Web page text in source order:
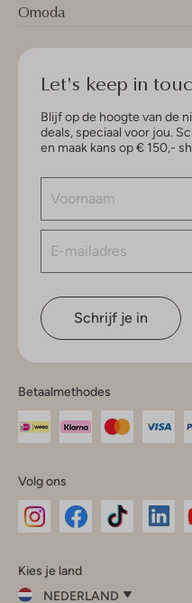
Omoda
Let's keep in
Blijf op de hoogte van de
deals, speciaal voor jou.
en maak kans op € 150,-
Schrijf je in
Betaalmethodes
Volg ons
InstagramFacebook
Kies je land
NEDERLAND